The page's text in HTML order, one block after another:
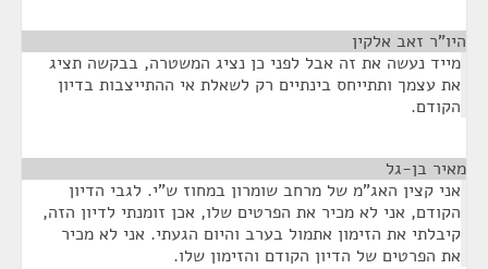
היו"ר זאב אלקין
מייד נעשה את זה אבל לפני כן נציג המשטרה, בבקשה תציג
את עצמך ותתייחס בינתיים רק לשאלת אי ההתייצבות בדיון
הקודם.
מאיר בן-גל
אני קצין האג"מ של מרחב שומרון במחוז ש"י. לגבי הדיון
הקודם, אני לא מכיר את הפרטים שלו, אכן זומנתי לדיון הזה,
קיבלתי את הזימון אתמול בערב והיום הגעתי. אני לא מכיר
את הפרטים של הדיון הקודם והזימון שלו.